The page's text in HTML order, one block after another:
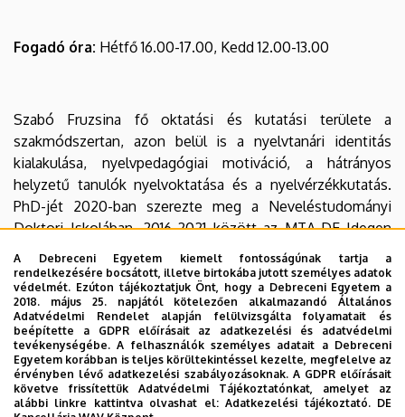
Fogadó óra: Hétfő 16.00-17.00, Kedd 12.00-13.00
Szabó Fruzsina fő oktatási és kutatási területe a
szakmódszertan, azon belül is a nyelvtanári identitás
kialakulása, nyelvpedagógiai motiváció, a hátrányos
helyzetű tanulók nyelvoktatása és a nyelvérzékkutatás.
PhD-jét 2020-ban szerezte meg a Neveléstudományi
Doktori Iskolában. 2016-2021 között az MTA-DE Idegen
Nyelvi Oktatási Tantárgypedagógiai Kutatócsoport tagja
volt. Elsősorban a harmad-, negyed- és ötödéves
szakmódszertani tárgyak oktatási feladatait látja el.
Szakmai kihívásnak tartja a tanárképzést és a tanári
hivatás népszerűsítését a hallgatók körében. ORIGO
nyelvvizsgáztató. A DE oktatója 2011 óta.
A Debreceni Egyetem kiemelt fontosságúnak tartja a
rendelkezésére bocsátott, illetve birtokába jutott személyes adatok
védelmét. Ezúton tájékoztatjuk Önt, hogy a Debreceni Egyetem a
2018. május 25. napjától kötelezően alkalmazandó Általános
Adatvédelmi Rendelet alapján felülvizsgálta folyamatait és
beépítette a GDPR előírásait az adatkezelési és adatvédelmi
tevékenységébe. A felhasználók személyes adatait a Debreceni
Egyetem korábban is teljes körültekintéssel kezelte, megfelelve az
érvényben lévő adatkezelési szabályozásoknak. A GDPR előírásait
követve frissítettük Adatvédelmi Tájékoztatónkat, amelyet az
alábbi linkre kattintva olvashat el:Adatkezelési tájékoztató. DE